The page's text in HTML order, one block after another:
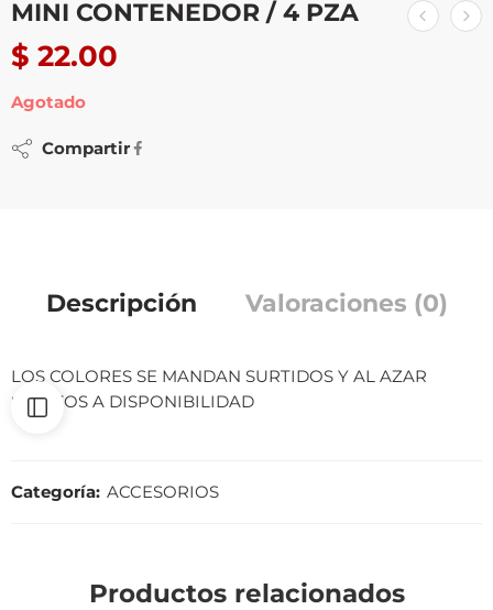
MINI CONTENEDOR / 4 PZA
$ 22.00
Agotado
Compartir
Descripción Valoraciones (0)
LOS COLORES SE MANDAN SURTIDOS Y AL AZAR
SUJETOS A DISPONIBILIDAD
Categoría: ACCESORIOS
Productos relacionados